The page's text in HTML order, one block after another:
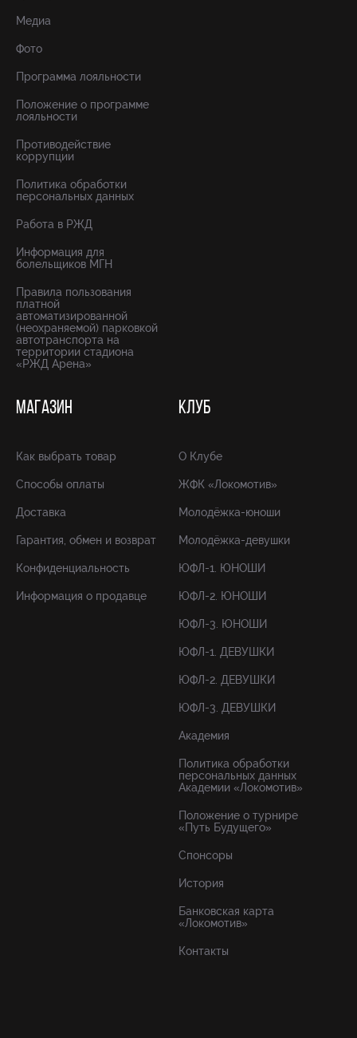
Медиа
Фото
Программа лояльности
Положение о программе
лояльности
Противодействие
коррупции
Политика обработки
персональных данных
Работа в РЖД
Информация для
болельщиков МГН
Правила пользования
платной
автоматизированной
(неохраняемой) парковкой
автотранспорта на
территории стадиона
«РЖД Арена»
МАГАЗИН
Как выбрать товар
Способы оплаты
Доставка
Гарантия, обмен и возврат
Конфиденциальность
Информация о продавце
КЛУБ
О Клубе
ЖФК «Локомотив»
Молодёжка-юноши
Молодёжка-девушки
ЮФЛ-1. ЮНОШИ
ЮФЛ-2. ЮНОШИ
ЮФЛ-3. ЮНОШИ
ЮФЛ-1. ДЕВУШКИ
ЮФЛ-2. ДЕВУШКИ
ЮФЛ-3. ДЕВУШКИ
Академия
Политика обработки
персональных данных
Академии «Локомотив»
Положение о турнире
«Путь Будущего»
Спонсоры
История
Банковская карта
«Локомотив»
Контакты